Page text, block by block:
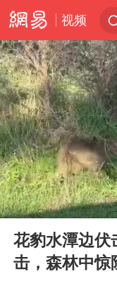
视频
Play
00:00
花豹水潭边伏
击，森林中惊